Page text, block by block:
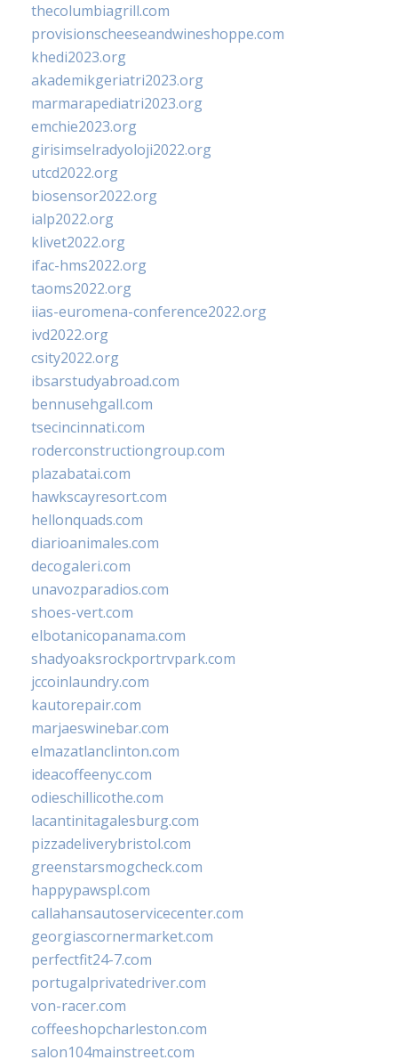
thecolumbiagrill.com
provisionscheeseandwineshoppe.com
khedi2023.org
akademikgeriatri2023.org
marmarapediatri2023.org
emchie2023.org
girisimselradyoloji2022.org
utcd2022.org
biosensor2022.org
ialp2022.org
klivet2022.org
ifac-hms2022.org
taoms2022.org
iias-euromena-conference2022.org
ivd2022.org
csity2022.org
ibsarstudyabroad.com
bennusehgall.com
tsecincinnati.com
roderconstructiongroup.com
plazabatai.com
hawkscayresort.com
hellonquads.com
diarioanimales.com
decogaleri.com
unavozparadios.com
shoes-vert.com
elbotanicopanama.com
shadyoaksrockportrvpark.com
jccoinlaundry.com
kautorepair.com
marjaeswinebar.com
elmazatlanclinton.com
ideacoffeenyc.com
odieschillicothe.com
lacantinitagalesburg.com
pizzadeliverybristol.com
greenstarsmogcheck.com
happypawspl.com
callahansautoservicecenter.com
georgiascornermarket.com
perfectfit24-7.com
portugalprivatedriver.com
von-racer.com
coffeeshopcharleston.com
salon104mainstreet.com